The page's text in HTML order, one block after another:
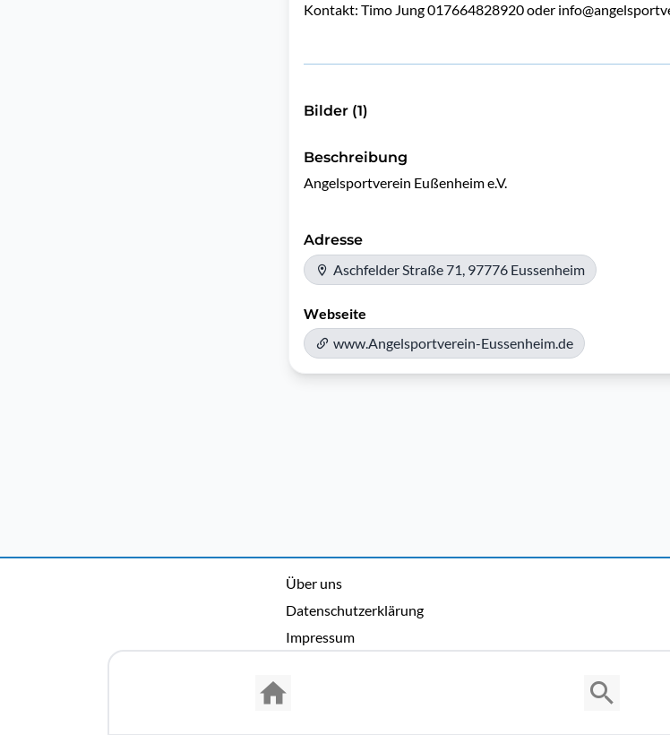
Kontakt: Timo Jung 017664828920 oder
Bilder (1)
Beschreibung
Angelsportverein Eußenheim e.V.
Adresse
Aschfelder Straße 71, 97776 Eussenheim
Webseite
www.Angelsportverein-Eussenheim.de
Über uns
Datenschutzerklärung
Impressum
Copyright © 2026 Cosmema